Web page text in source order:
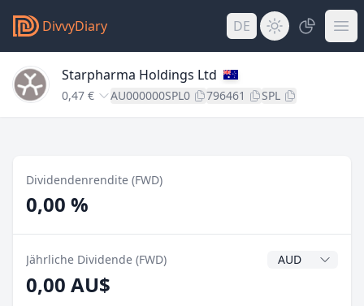
DivvyDiary DE
Starpharma Holdings Ltd
0,47 € AU000000SPL0 796461 SPL
Dividendenrendite (FWD)
0,00 %
Jährliche Dividende (FWD)
0,00 AU$